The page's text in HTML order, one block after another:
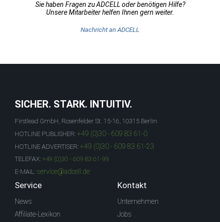
Sie haben Fragen zu ADCELL oder benötigen Hilfe?
Unsere Mitarbeiter helfen Ihnen gern weiter.
Nachricht an ADCELL
SICHER. STARK. INTUITIV.
Firstlead GmbH, Rosenfelder St. 15-16, 10315 Berlin
HOTLINE PUBLISHER: +49 (0)30 - 609 83 61-0
HOTLINE ADVERTISER: +49 (0)30 - 609 83 61-23
TELEFAX: +49 (0)30 - 609 83 61-99
E-MAIL: service@adcell.de
Service
News
Affiliate-Lexikon
Kontakt
Unternehmen
Jobs